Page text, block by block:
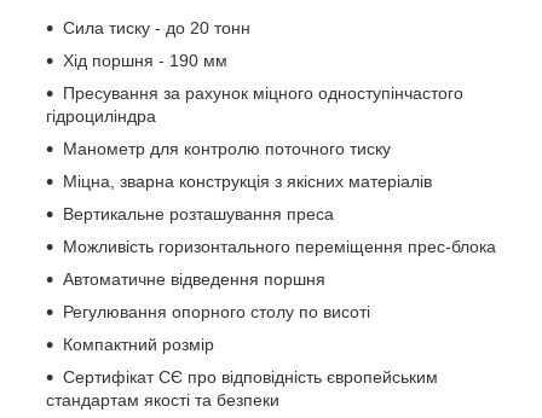
Сила тиску - до 20 тонн
Хід поршня - 190 мм
Пресування за рахунок міцного одноступінчастого
гідроциліндра
Манометр для контролю поточного тиску
Міцна, зварна конструкція з якісних матеріалів
Вертикальне розташування преса
Можливість горизонтального переміщення прес-блока
Автоматичне відведення поршня
Регулювання опорного столу по висоті
Компактний розмір
Сертифікат СЄ про відповідність європейським
стандартам якості та безпеки